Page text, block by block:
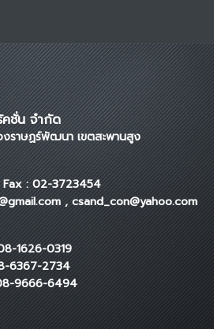
ชั่น จำกัด
ราษฏร์พัฒนา เขตสะพานสูง
: 02-3723454
, csand_con@yahoo.com
1626-0319
6367-2734
9666-6494